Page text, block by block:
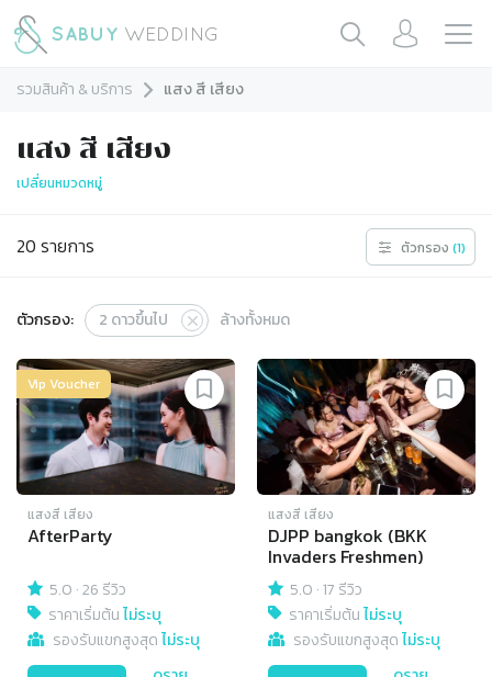
รวมสินค้า & บริการ แสง สี เสียง
แสง สี เสียง
เปลี่ยนหมวดหมู่
20 รายการ ตัวกรอง (1)
ตัวกรอง: 2 ดาวขึ้นไป ล้างทั้งหมด
Vip Voucher
แสงสี เสียง
AfterParty
5.0 ·26 รีวิว
ราคาเริ่มต้นไม่ระบุ
รองรับแขกสูงสุดไม่ระบุ
แสงสี เสียง
DJPP bangkok (BKK
Invaders Freshmen)
5.0 ·17 รีวิว
ราคาเริ่มต้นไม่ระบุ
รองรับแขกสูงสุดไม่ระบุ